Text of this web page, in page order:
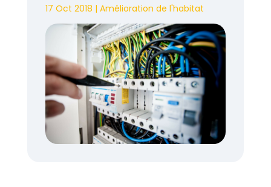
17 Oct 2018 | Amélioration de l'habitat